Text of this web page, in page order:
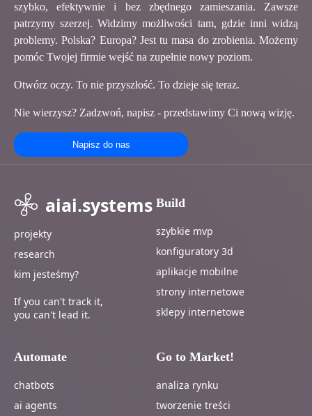
szybko, efektywnie i bez zbędnego zamieszania. Zawsze
patrzymy szerzej. Widzimy możliwości tam, gdzie inni widzą
problemy. Polska? Europa? Jest tu masa do zrobienia. Możemy
pomóc Twojej firmie wejść na zupełnie nowy poziom.
Otwórz oczy. To nie przyszłość. To dzieje się teraz.
Nie wierzysz? Zadzwoń, napisz - przedstawimy Ci nową wizję.
Napisz do nas
aiai.systems
projekty
research
kim jesteśmy?
If you can't track it,
you can't lead it.
Build
szybkie mvp
konfiguratory 3d
aplikacje mobilne
strony internetowe
sklepy internetowe
Automate
chatbots
ai agents
Go to Market!
analiza rynku
tworzenie treści